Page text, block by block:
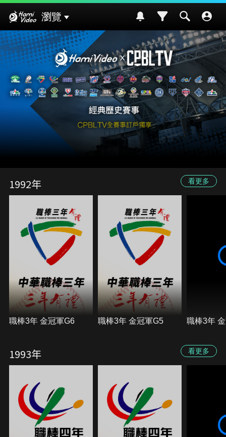
瀏覽
1992年 看更多
職棒3年 金冠軍G6 職棒3年 金冠軍G5 職棒3年
1993年 看更多